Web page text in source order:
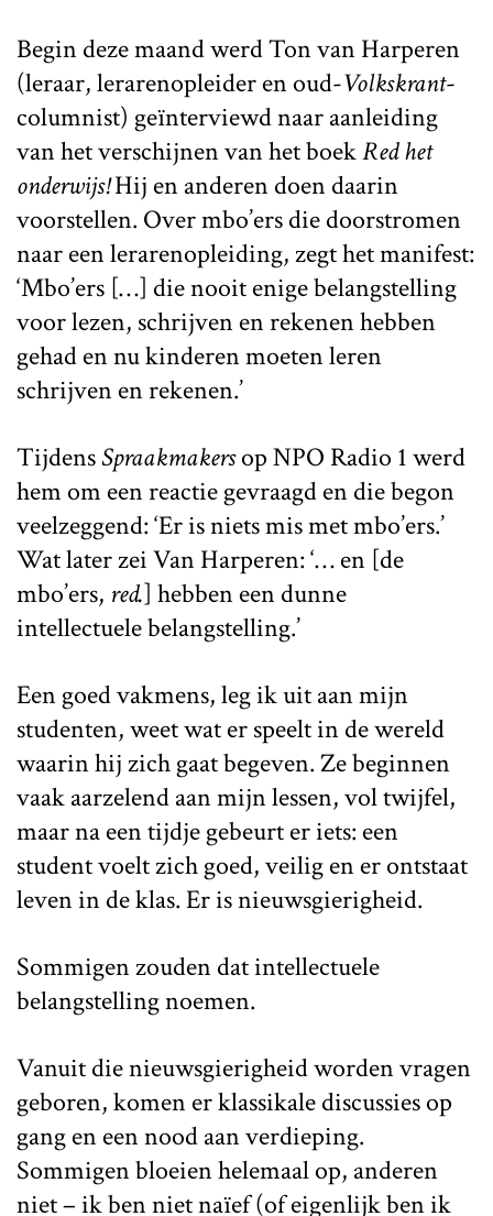
Begin deze maand werd Ton van Harperen
(leraar, lerarenopleider en oud-Volkskrant-
columnist) geïnterviewd naar aanleiding
van het verschijnen van het boekRed het
onderwijs!Hij en anderen doen daarin
voorstellen. Over mbo’ers die doorstromen
naar een lerarenopleiding, zegt het manifest:
‘Mbo’ers […] die nooit enige belangstelling
voor lezen, schrijven en rekenen hebben
gehad en nu kinderen moeten leren
schrijven en rekenen.’
TijdensSpraakmakersop NPO Radio 1 werd
hem om een reactie gevraagd en die begon
veelzeggend: ‘Er is niets mis met mbo’ers.’
Wat later zei Van Harperen: ‘… en [de
mbo’ers, red.] hebben een dunne
intellectuele belangstelling.’
Een goed vakmens, leg ik uit aan mijn
studenten, weet wat er speelt in de wereld
waarin hij zich gaat begeven. Ze beginnen
vaak aarzelend aan mijn lessen, vol twijfel,
maar na een tijdje gebeurt er iets: een
student voelt zich goed, veilig en er ontstaat
leven in de klas. Er is nieuwsgierigheid.
Sommigen zouden dat intellectuele
belangstelling noemen.
Vanuit die nieuwsgierigheid worden vragen
geboren, komen er klassikale discussies op
gang en een nood aan verdieping.
Sommigen bloeien helemaal op, anderen
niet – ik ben niet naïef (of eigenlijk ben ik